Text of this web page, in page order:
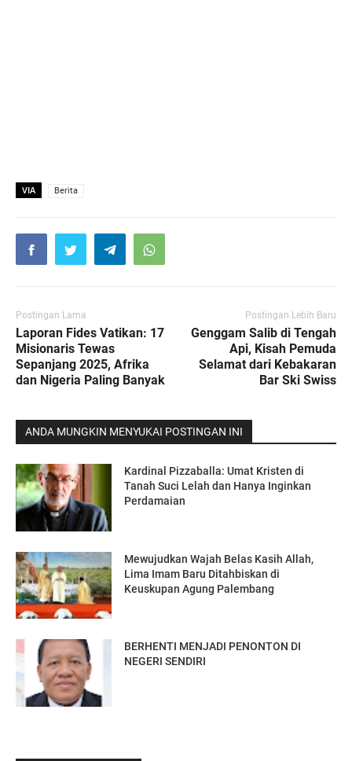
VIA Berita
Postingan Lama
Laporan Fides Vatikan: 17
Misionaris Tewas
Sepanjang 2025, Afrika
dan Nigeria Paling Banyak
Postingan Lebih Baru
Genggam Salib di Tengah
Api, Kisah Pemuda
Selamat dari Kebakaran
Bar Ski Swiss
ANDA MUNGKIN MENYUKAI POSTINGAN INI
Kardinal Pizzaballa: Umat Kristen di
Tanah Suci Lelah dan Hanya Inginkan
Perdamaian
Mewujudkan Wajah Belas Kasih Allah,
Lima Imam Baru Ditahbiskan di
Keuskupan Agung Palembang
BERHENTI MENJADI PENONTON DI
NEGERI SENDIRI